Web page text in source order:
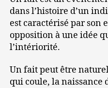
dans l’histoire d’un
est caractérisé par son
opposition à une idée
l’intériorité.
Un fait peut être
qui coule, la naissance